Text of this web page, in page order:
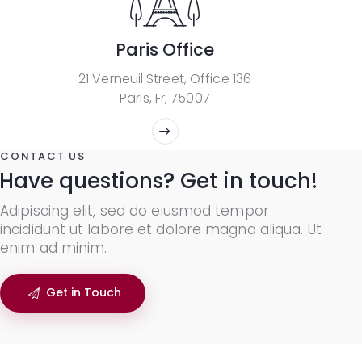
Paris Office
21 Verneuil Street, Office 136
Paris, Fr, 75007
CONTACT US
Have questions? Get in touch!
Adipiscing elit, sed do eiusmod tempor
incididunt ut labore et dolore magna aliqua. Ut
enim ad minim.
Get in Touch